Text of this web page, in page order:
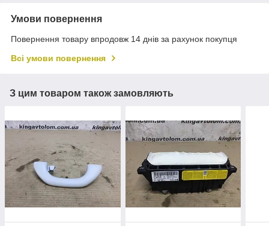
Умови повернення
Повернення товару впродовж 14 днів за рахунок покупця
Всі умови повернення
З цим товаром також замовляють